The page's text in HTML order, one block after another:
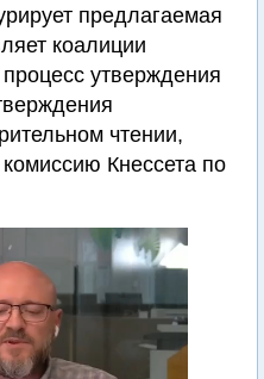
предлагаемая
коалиции
утверждения
чтении,
Кнессета по